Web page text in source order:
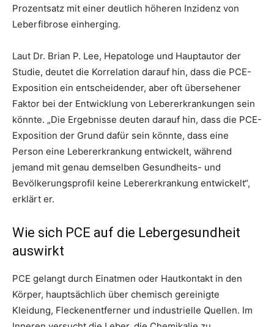
Prozentsatz mit einer deutlich höheren Inzidenz von
Leberfibrose einherging.
Laut Dr. Brian P. Lee, Hepatologe und Hauptautor der
Studie, deutet die Korrelation darauf hin, dass die PCE-
Exposition ein entscheidender, aber oft übersehener
Faktor bei der Entwicklung von Lebererkrankungen sein
könnte. „Die Ergebnisse deuten darauf hin, dass die PCE-
Exposition der Grund dafür sein könnte, dass eine
Person eine Lebererkrankung entwickelt, während
jemand mit genau demselben Gesundheits- und
Bevölkerungsprofil keine Lebererkrankung entwickelt“,
erklärt er.
Wie sich PCE auf die Lebergesundheit
auswirkt
PCE gelangt durch Einatmen oder Hautkontakt in den
Körper, hauptsächlich über chemisch gereinigte
Kleidung, Fleckenentferner und industrielle Quellen. Im